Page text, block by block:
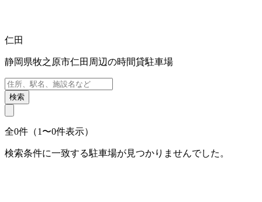
仁田
静岡県牧之原市仁田周辺の時間貸駐車場
検索
全0件（1〜0件表示）
検索条件に一致する駐車場が見つかりませんでした。